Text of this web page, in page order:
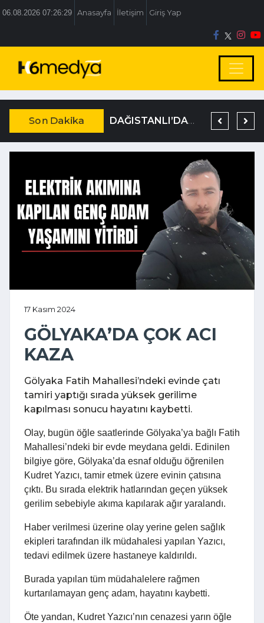
06.08.2026 07:26:30 Anasayfa İletişim Giriş Yap
Son Dakika DAĞISTANLI’DAN, ÖZLÜ’NÜN OTOGAR KARARINA SERT TEPKİ
17 Kasım 2024
GÖLYAKA’DA ÇOK ACI
KAZA
Gölyaka Fatih Mahallesi’ndeki evinde çatı
tamiri yaptığı sırada yüksek gerilime
kapılması sonucu hayatını kaybetti.
Olay, bugün öğle saatlerinde Gölyaka’ya bağlı Fatih
Mahallesi’ndeki bir evde meydana geldi. Edinilen
bilgiye göre, Gölyaka’da esnaf olduğu öğrenilen
Kudret Yazıcı, tamir etmek üzere evinin çatısına
çıktı. Bu sırada elektrik hatlarından geçen yüksek
gerilim sebebiyle akıma kapılarak ağır yaralandı.
Haber verilmesi üzerine olay yerine gelen sağlık
ekipleri tarafından ilk müdahalesi yapılan Yazıcı,
tedavi edilmek üzere hastaneye kaldırıldı.
Burada yapılan tüm müdahalelere rağmen
kurtarılamayan genç adam, hayatını kaybetti.
Öte yandan, Kudret Yazıcı’nın cenazesi yarın öğle